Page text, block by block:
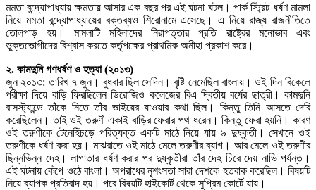
মমতা বন্দ্যোপাধ্যায় ক্ষমতায় আসার এক বছর পর এই ঘটনা ঘটল। পার্ক স্ট্রিট ধর্ষণ মামলা
নিয়ে মমতা বন্দ্যোপাধ্যায়ের বক্তব্যও শিরোনামে এসেছে। এ নিয়ে রাজ্য রাজনীতিতে
তোলপাড় হয়। মামলাটি মহিলাদের নিরাপত্তার প্রতি রাষ্ট্রের মনোভাব এবং
ভুক্তভোগীদের বিশ্বাস করতে কর্তৃপক্ষের প্রাথমিক অনীহা প্রকাশ করে।
২. কামদুনি গণধর্ষণ ও হত্যা (২০১৩)
জুন ২০১৩: তারিখ ৭ জুন। বুধবার ছিল সেদিন। বৃষ্টি নেমেছিল বাংলায়। ওই দিন বিকেলে
পরীক্ষা দিয়ে বাড়ি ফিরছিলেন ডিরোজিও কলেজের বিএ দ্বিতীয় বর্ষের ছাত্রী। কামদুনি
বাসস্ট্যান্ডে তাঁকে নিতে তাঁর ভাইয়ের যাওয়ার কথা ছিল। কিন্তু তিনি আসতে দেরি
করেছিলেন। তাই ওই তরুণী একাই বাড়ির ফেরার পথ ধরেন। কিন্তু ফেরা হয়নি। কারণ
ওই তরুণীকে টেনেহিঁচড়ে পরিত্যক্ত একটি মাঠে নিয়ে যায় ৯ দুষ্কৃতী। সেখানে ওই
তরুণীকে ধর্ষণ করা হয়। মাঝরাতে ওই মাঠে মেলে তরুণীর ব্যাগ। আর মেলে ওই তরুণীর
ছিন্নভিন্ন দেহ। লাগাতার ধর্ষণ করার পর দুষ্কৃতীরা তাঁর দেহ চিরে দেয় নাভি পর্যন্ত।
এই ঘটনায় কেঁপে ওঠে বাংলা। অপরাধের নৃশংসতা সারা দেশকে হতবাক করেছিল। বিষয়টি
নিয়ে ব্যাপক প্রতিবাদ হয়। পরে বিষয়টি হাইকোর্ট থেকে সুপ্রিম কোর্টে যায়।